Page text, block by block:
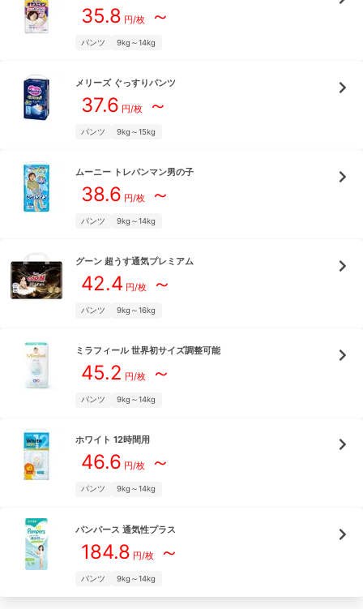
35.8 円/枚～
パンツ 9kg～14kg
メリーズ ぐっすりパンツ
37.6 円/枚～
パンツ 9kg～15kg
ムーニー トレパンマン男の子
38.6 円/枚～
パンツ 9kg～14kg
グーン 超うす通気プレミアム
42.4 円/枚～
パンツ 9kg～16kg
ミラフィール 世界初サイズ調整可能
45.2 円/枚～
パンツ 9kg～14kg
ホワイト 12時間用
46.6 円/枚～
パンツ 9kg～14kg
パンパース 通気性プラス
184.8 円/枚～
パンツ 9kg～14kg